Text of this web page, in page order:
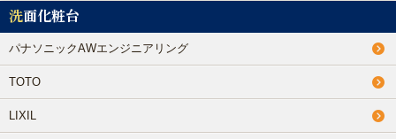
洗面化粧台
パナソニックAWエンジニアリング
TOTO
LIXIL